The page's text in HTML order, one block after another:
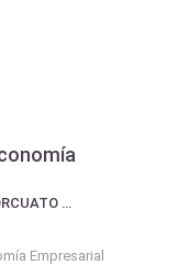
UTDT-UNIVERSIDAD TORCUATO DI TELLA
Empresarial